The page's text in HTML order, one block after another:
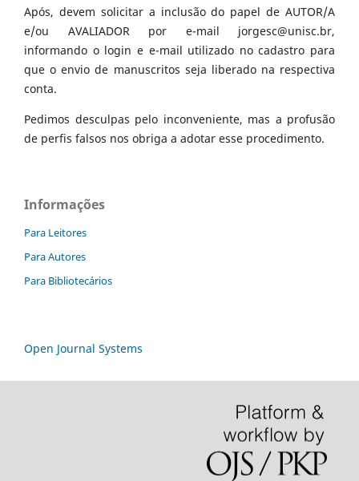
Após, devem solicitar a inclusão do papel de AUTOR/A
e/ou AVALIADOR por e-mail jorgesc@unisc.br,
informando o login e e-mail utilizado no cadastro para
que o envio de manuscritos seja liberado na respectiva
conta.
Pedimos desculpas pelo inconveniente, mas a profusão
de perfis falsos nos obriga a adotar esse procedimento.
Informações
Para Leitores
Para Autores
Para Bibliotecários
Open Journal Systems